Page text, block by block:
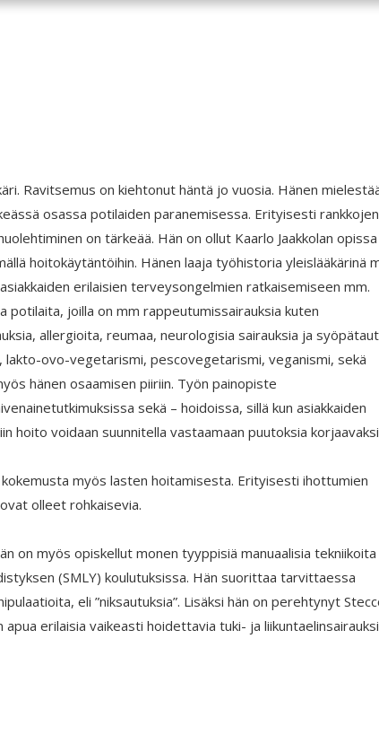
Ravitsemus on kiehtonut häntä jo vuosia. Hänen
osassa potilaiden paranemisessa. Erityisesti rankkojen
on tärkeää. Hän on ollut Kaarlo Jaakkolan opissa
hoitokäytäntöihin. Hänen laaja työhistoria yleislääkärinä
erilaisien terveysongelmien ratkaisemiseen mm.
potilaita, joilla on mm rappeutumissairauksia kuten
allergioita, reumaa, neurologisia sairauksia ja
ovo-vegetarismi, pescovegetarismi, veganismi, sekä
hänen osaamisen piiriin. Työn painopiste
sekä – hoidoissa, sillä kun asiakkaiden
hoito voidaan suunnitella vastaamaan puutoksia
myös lasten hoitamisesta. Erityisesti ihottumien
olleet rohkaisevia.
on myös opiskellut monen tyyppisiä manuaalisia tekniikoita
(SMLY) koulutuksissa. Hän suorittaa tarvittaessa
eli ”niksautuksia”. Lisäksi hän on perehtynyt
erilaisia vaikeasti hoidettavia tuki- ja